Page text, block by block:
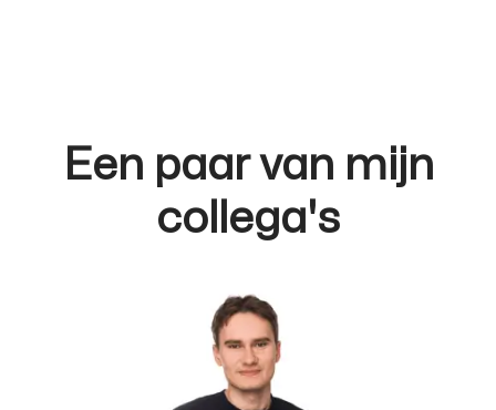
Een paar van mijn
collega's